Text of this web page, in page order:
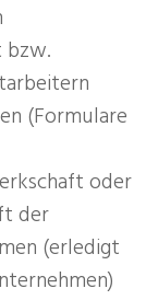
bzw.
(Formulare
oder
der
(erledigt